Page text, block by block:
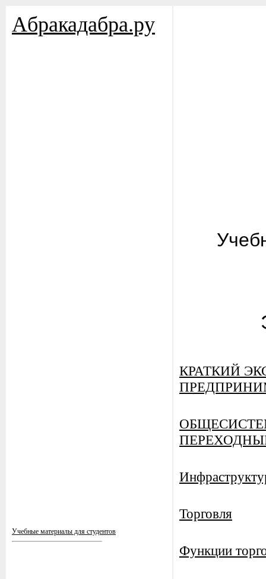
Aбракадабра.py
Учебные материалы для студентов
КРАТКИЙ
Торговля
Функции